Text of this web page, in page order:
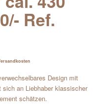
Ref.
Design mit
an Liebhaber klassischer
schätzen.